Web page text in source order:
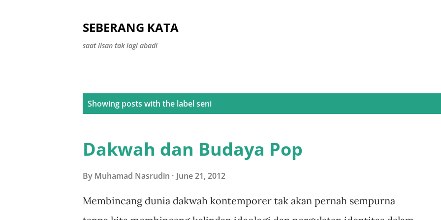
SEBERANG KATA
saat lisan tak lagi abadi
Showing posts with the labelseni
Dakwah dan Budaya Pop
By Muhamad Nasrudin June 21, 2012
Membincang dunia dakwah kontemporer tak akan pernah sempurna